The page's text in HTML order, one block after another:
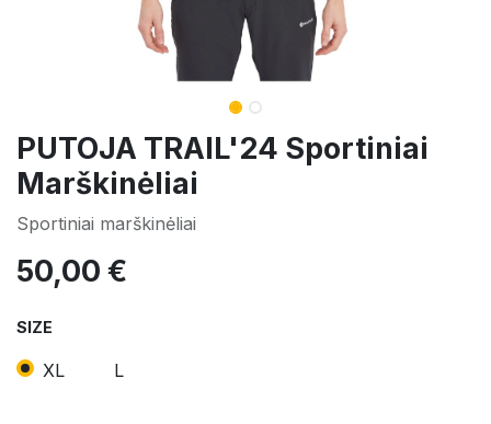
PUTOJA TRAIL'24 Sportiniai
Marškinėliai
Sportiniai marškinėliai
50,00 €
SIZE
XL L